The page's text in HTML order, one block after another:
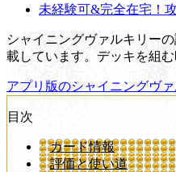
未経験可&完全在宅！
シャイニングヴァルキリー
載しています。デッキを組
アプリ版のシャイニングヴ
目次
カード情報
評価と使い道